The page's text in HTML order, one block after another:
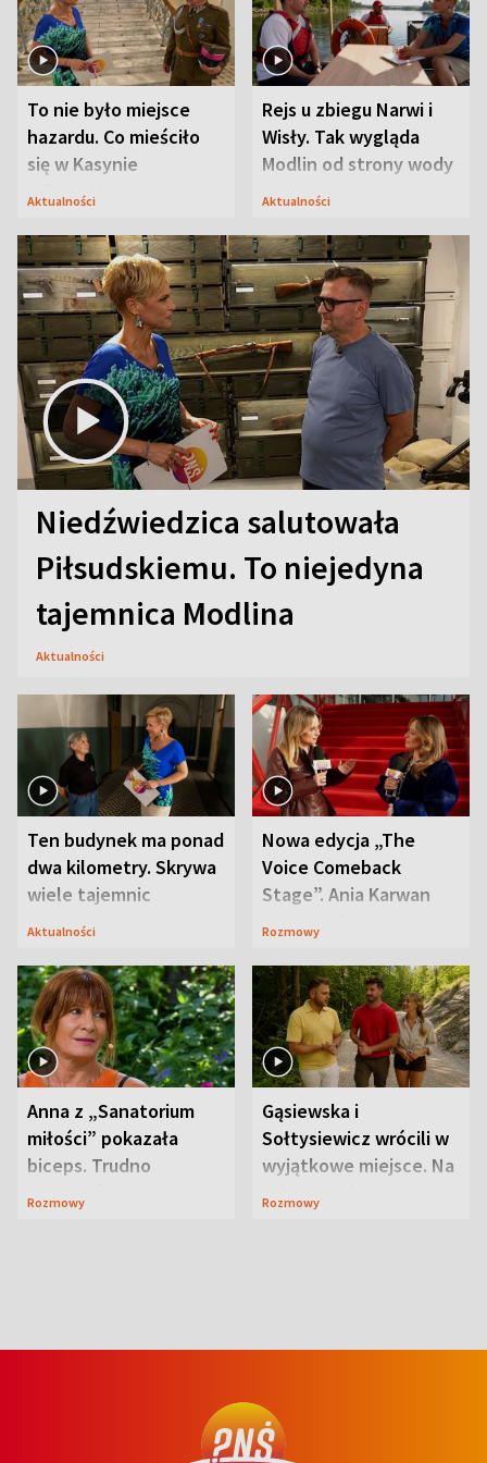
To nie było miejsce
hazardu. Co mieściło
się w Kasynie
Oficerskim?
Aktualności
Rejs u zbiegu Narwi i
Wisły. Tak wygląda
Modlin od strony wody
Aktualności
Niedźwiedzica salutowała
Piłsudskiemu. To niejedyna
tajemnica Modlina
Aktualności
Ten budynek ma ponad
dwa kilometry. Skrywa
wiele tajemnic
Aktualności
Nowa edycja „The
Voice Comeback
Stage”. Ania Karwan
zapowiada
Rozmowy
Anna z „Sanatorium
miłości” pokazała
biceps. Trudno
uwierzyć, co przeszła
Rozmowy
Gąsiewska i
Sołtysiewicz wrócili w
wyjątkowe miejsce. Na
szlaku czekał
Rozmowy